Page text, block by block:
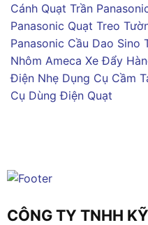
Cánh Quạt Trần
Panasonic Quạt Treo
Panasonic Cầu Dao Sino
Nhôm Ameca Xe Đẩy
Điện Nhẹ Dụng Cụ Cầm
Cụ Dùng Điện Quạt
CÔNG TY TNHH